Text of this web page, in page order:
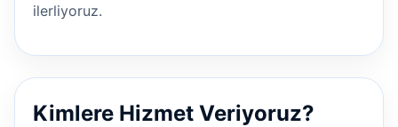
ilerliyoruz.
Kimlere Hizmet Veriyoruz?